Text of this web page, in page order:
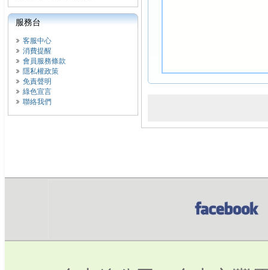
服務台
客服中心
消費提醒
會員服務條款
隱私權政策
免責聲明
綠色宣言
聯絡我們